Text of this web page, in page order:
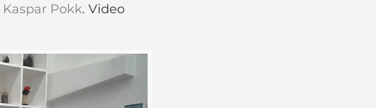
Kaspar Pokk. Video